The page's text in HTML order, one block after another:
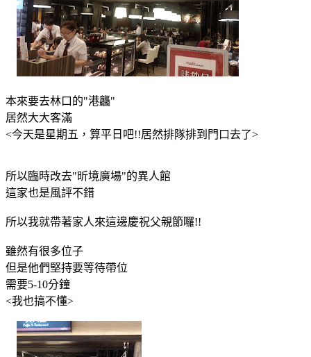
本來要去林口的"港龘"
居然大大客滿
<今天是星期五，算平日吧!!居然排隊排到門口去了>
所以臨時改去"昕境廣場"的異人館
這家也是風評不錯
所以我就帶著家人來這邊慶祝父親節囉!!
雖然有很多位子
但是他們堅持要等待帶位
需要5-10分鐘
<我也搞不懂>